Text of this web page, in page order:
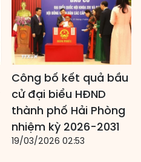
Công bố kết quả bầu
cử đại biểu HĐND
thành phố Hải Phòng
nhiệm kỳ 2026-2031
19/03/2026 02:53